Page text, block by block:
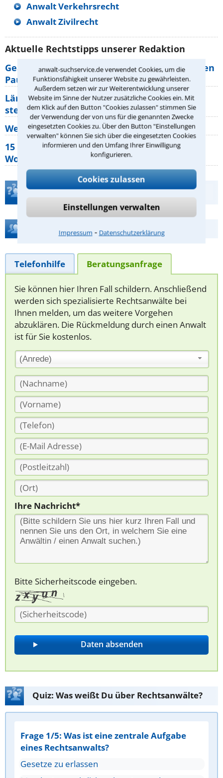
anwalt-suchservice.de verwendet Cookies, um die
Funktionsfähigkeit unserer Website zu gewährleisten.
Außerdem setzen wir zur Weiterentwicklung unserer
Website im Sinne der Nutzer zusätzliche Cookies ein. Mit
dem Klick auf den Button "Cookies zulassen" stimmen Sie
der Verwendung der von uns für die genannten Zwecke
eingesetzten Cookies zu. Über den Button "Einstellungen
verwalten" können Sie sich über die eingesetzten Cookies
informieren und den Umfang Ihrer Einwilligung
konfigurieren.
Cookies zulassen
Einstellungen verwalten
Impressum ⁃ Datenschutzerklärung
Anwalt Verkehrsrecht
Anwalt Zivilrecht
Aktuelle Rechtstipps unserer Redaktion
Geänderte Abflugzeiten: Welche Rechte haben
Pauschalurlauber?
Lärm von den Nachbarn: Welche Rechte
stehen mir zu?
Wer muss Zweitwohnungssteuer zahlen?
15 elementare Rechte, die jeder
Wohnungseigentümer kennen sollte
Teste Dein Rechtswissen
Hilfe bei Ihrer Anwaltsuche?
Telefonhilfe Beratungsanfrage
Sie können hier Ihren Fall schildern. Anschließend
werden sich spezialisierte Rechtsanwälte bei
Ihnen melden, um das weitere Vorgehen
abzuklären. Die Rückmeldung durch einen Anwalt
ist für Sie kostenlos.
(Anrede)
Ihre Nachricht*
Bitte Sicherheitscode eingeben.
Quiz: Was weißt Du über Rechtsanwälte?
Frage 1/5: Was ist eine zentrale Aufgabe
eines Rechtsanwalts?
Gesetze zu erlassen